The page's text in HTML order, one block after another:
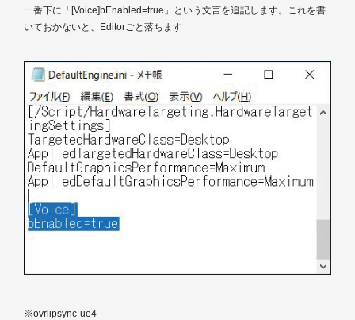
一番下に「[Voice]bEnabled=true」という文言を追記します。これを書
いておかないと、Editorごと落ちます
※ovrlipsync-ue4